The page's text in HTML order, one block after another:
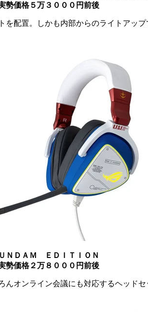
勢価格５万３０００円前後
を配置。しかも内部からのライトアッ
ＮＤＡＭ ＥＤＩＴＩＯＮ
勢価格２万８０００円前後
んオンライン会議にも対応するヘッド